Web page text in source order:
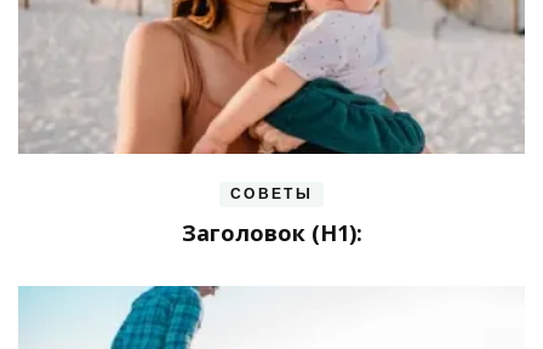
СОВЕТЫ
Заголовок (H1):